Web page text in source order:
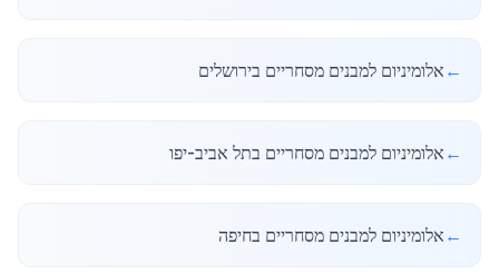
← אלומיניום למבנים מסחריים בירושלים
← אלומיניום למבנים מסחריים בתל אביב-יפו
← אלומיניום למבנים מסחריים בחיפה